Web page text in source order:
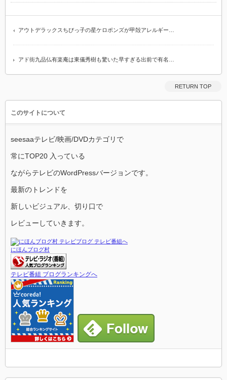
アウトデラックスちびっ子の星ケロポンズが甲殻アレルギー…
アド街九品仏有楽庵は東儀秀樹も驚いた早すぎる出前で有名…
RETURN TOP
このサイトについて
seesaaテレビ/映画/DVDカテゴリで
常にTOP20 入っている
ながらテレビのWordPressバージョンです。
最新のトレンドを
新しいビジュアル、切り口で
レビューしていきます。
にほんブログ村
テレビ番組 ブログランキングへ